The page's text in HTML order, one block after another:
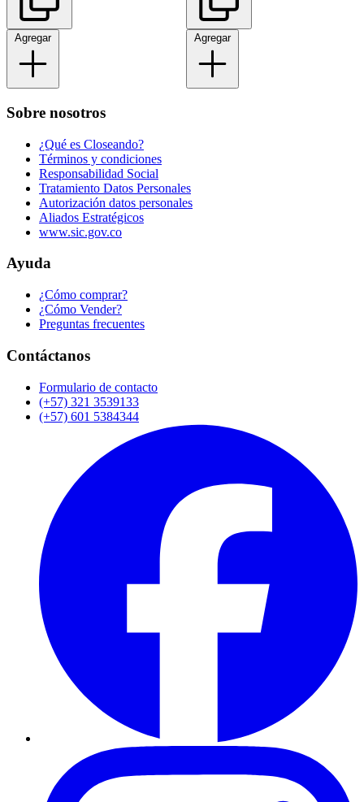
Agregar Agregar
Sobre nosotros
¿Qué es Closeando?
Términos y condiciones
Responsabilidad Social
Tratamiento Datos Personales
Autorización datos personales
Aliados Estratégicos
www.sic.gov.co
Ayuda
¿Cómo comprar?
¿Cómo Vender?
Preguntas frecuentes
Contáctanos
Formulario de contacto
(+57) 321 3539133
(+57) 601 5384344